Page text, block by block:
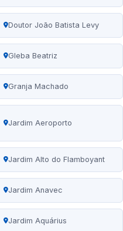
Doutor João Batista Levy
Gleba Beatriz
Granja Machado
Jardim Aeroporto
Jardim Alto do Flamboyant
Jardim Anavec
Jardim Aquárius